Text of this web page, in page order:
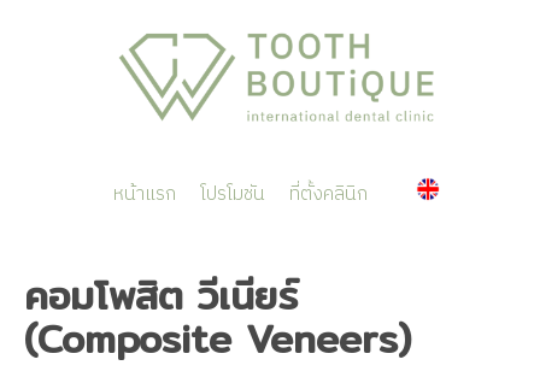
หน้าแรก โปรโมชัน ที่ตั้งคลินิก
คอมโพสิต วีเนียร์
(Composite Veneers)